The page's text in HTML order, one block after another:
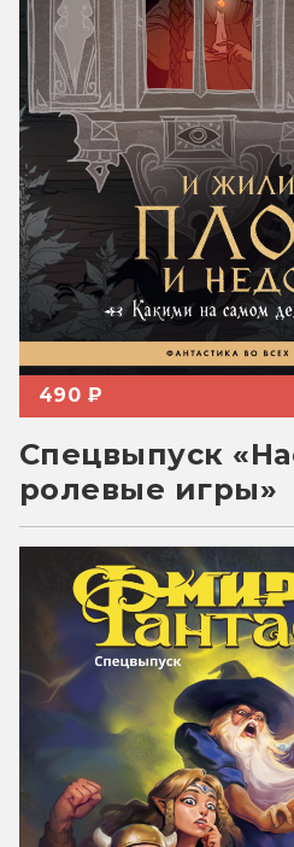
490 ₽
Спецвыпуск
ролевые игры»